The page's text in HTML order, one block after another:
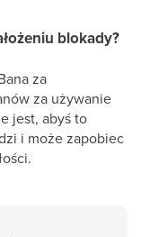
blokady?
za
za używanie
jest, abyś to
i może zapobiec